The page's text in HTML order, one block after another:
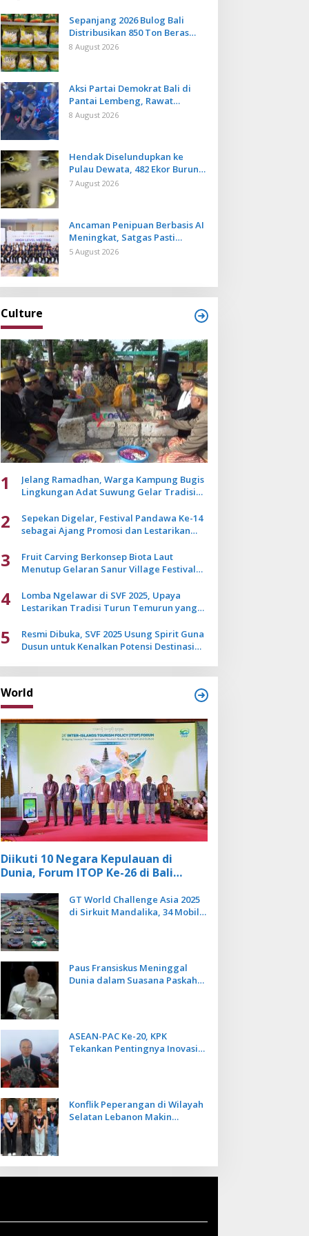
Sepanjang 2026 Bulog Bali
Distribusikan 850 Ton Beras
Premium ke Jaringan Ritel
8 August 2026
Aksi Partai Demokrat Bali di
Pantai Lembeng, Rawat
Lingkungan hingga Lepas
8 August 2026
Hendak Diselundupkan ke
Pulau Dewata, 482 Ekor Burung
dari NTB Diamankan Karantina
7 August 2026
Ancaman Penipuan Berbasis AI
Meningkat, Satgas Pasti
Perkuat Penindakan dan
5 August 2026
Culture
1
Jelang Ramadhan, Warga Kampung Bugis
Lingkungan Adat Suwung Gelar Tradisi
2
Sepekan Digelar, Festival Pandawa Ke-14
sebagai Ajang Promosi dan Lestarikan
3
Fruit Carving Berkonsep Biota Laut
Menutup Gelaran Sanur Village Festival
4
Lomba Ngelawar di SVF 2025, Upaya
Lestarikan Tradisi Turun Temurun yang
5
Resmi Dibuka, SVF 2025 Usung Spirit Guna
Dusun untuk Kenalkan Potensi Destinasi
World
Diikuti 10 Negara Kepulauan di
Dunia, Forum ITOP Ke-26 di Bali
Berbasis Alam dan Budaya
GT World Challenge Asia 2025
di Sirkuit Mandalika, 34 Mobil
Paus Fransiskus Meninggal
Dunia dalam Suasana Paskah
ASEAN-PAC Ke-20, KPK
Tekankan Pentingnya Inovasi
Konflik Peperangan di Wilayah
Selatan Lebanon Makin